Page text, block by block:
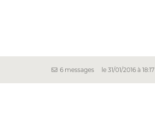
6 messages le 31/01/2016 à 18:17